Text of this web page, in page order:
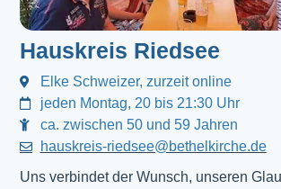
Hauskreis Riedsee
Elke Schweizer, zurzeit online
jeden Montag, 20 bis 21:30 Uhr
ca. zwischen 50 und 59 Jahren
hauskreis-riedsee@bethelkirche.de
Uns verbindet der Wunsch, unseren